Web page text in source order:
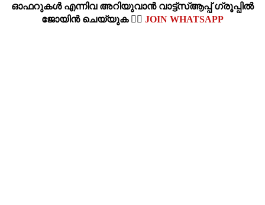
ഓഫറുകള്‍ എന്നിവ അറിയുവാന്‍ വാട്ട്സ്ആപ്പ് ഗ്രൂപ്പില്‍
ജോയിന്‍ ചെയ്യുക 👉🏽 JOIN WHATSAPP